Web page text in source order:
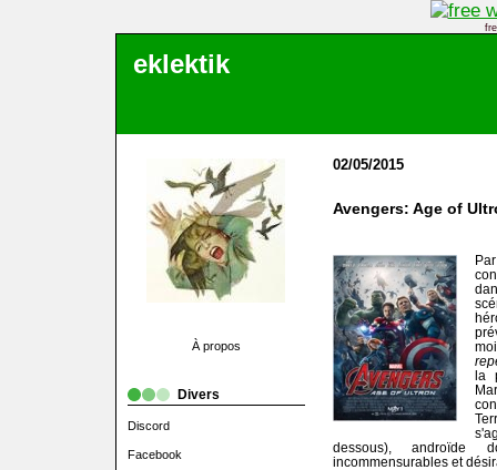
eklektik
À propos
Divers
Discord
Facebook
02/05/2015
Avengers: Age of
la
dessous), androïde
incommensurables et